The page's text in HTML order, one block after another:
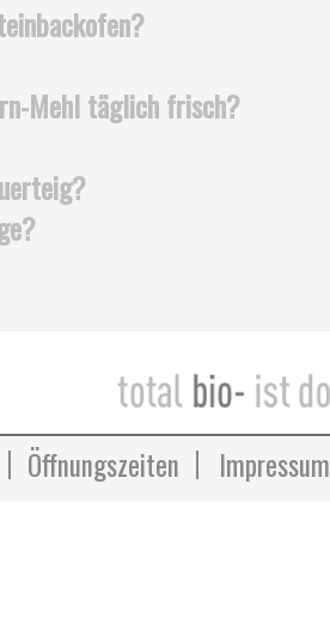
Mehl täglich frisch?
Öffnungszeiten Impressum